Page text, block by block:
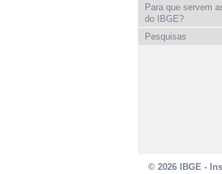
Para que servem
do IBGE?
Pesquisas
© 2026 IBGE -